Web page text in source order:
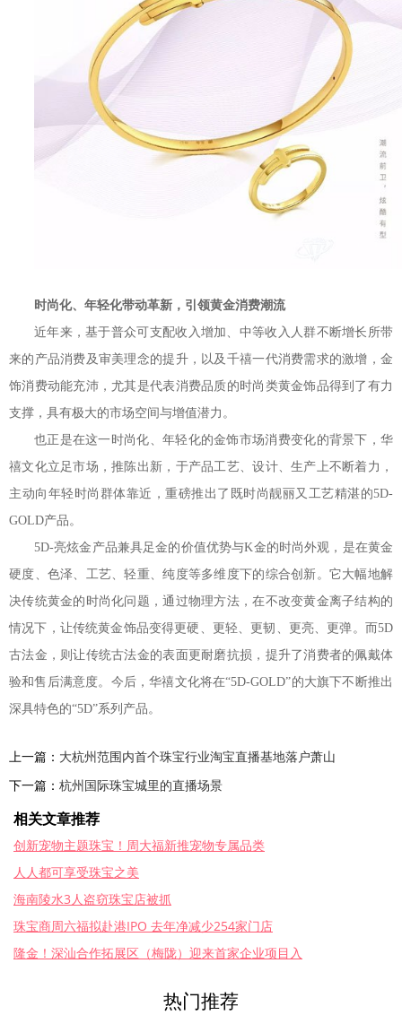
时尚化、年轻化带动革新，引领黄金消费潮流
近年来，基于普众可支配收入增加、中等收入人群不断增长所带
来的产品消费及审美理念的提升，以及千禧一代消费需求的激增，金
饰消费动能充沛，尤其是代表消费品质的时尚类黄金饰品得到了有力
支撑，具有极大的市场空间与增值潜力。
也正是在这一时尚化、年轻化的金饰市场消费变化的背景下，华
禧文化立足市场，推陈出新，于产品工艺、设计、生产上不断着力，
主动向年轻时尚群体靠近，重磅推出了既时尚靓丽又工艺精湛的5D-
GOLD产品。
5D-亮炫金产品兼具足金的价值优势与K金的时尚外观，是在黄金
硬度、色泽、工艺、轻重、纯度等多维度下的综合创新。它大幅地解
决传统黄金的时尚化问题，通过物理方法，在不改变黄金离子结构的
情况下，让传统黄金饰品变得更硬、更轻、更韧、更亮、更弹。而5D
古法金，则让传统古法金的表面更耐磨抗损，提升了消费者的佩戴体
验和售后满意度。今后，华禧文化将在“5D-GOLD”的大旗下不断推出
深具特色的“5D”系列产品。
上一篇： 大杭州范围内首个珠宝行业淘宝直播基地落户萧山
下一篇： 杭州国际珠宝城里的直播场景
相关文章推荐
创新宠物主题珠宝！周大福新推宠物专属品类
人人都可享受珠宝之美
海南陵水3人盗窃珠宝店被抓
珠宝商周六福拟赴港IPO 去年净减少254家门店
隆金！深汕合作拓展区（梅陇）迎来首家企业项目入
热门推荐